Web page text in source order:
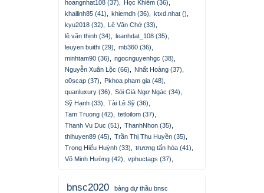
hoangnhat108 (37)
Học Khiêm (36)
khailinh85 (41)
khiemdh (36) ktxd.nhat ()
kyu2018 (32)
Lê Văn Chớ (33)
lê văn thịnh (34)
leanhdat_108 (35)
leuyen buithi (29)
mb360 (36)
minhtam90 (36)
ngocnguyenhgc (38)
Nguyễn Xuân Lộc (66)
Nhất Hoàng (37)
o0scap (37)
Pkhoa pham gia (48)
quanluxury (36)
Sói Già Ngơ Ngác (34)
Sỹ Hạnh (33)
Tài Lê Sỹ (36)
Tam Truong (42)
tetloilom (37)
Thanh Vu Duc (51)
ThanhNhon (35)
thihuyen89 (45)
Trần Thị Thu Huyền (35)
Trọng Hiếu Huỳnh (33)
trương tấn hóa (41)
Võ Minh Hường (42)
vphuctags (37)
bnsc2020
bảng dự thầu bnsc